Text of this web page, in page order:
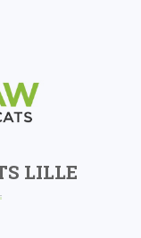
LILLE